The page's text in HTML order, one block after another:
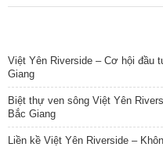
Việt Yên Riverside – Cơ hội đầu
Giang
Biệt thự ven sông Việt Yên
Bắc Giang
Liền kề Việt Yên Riverside –